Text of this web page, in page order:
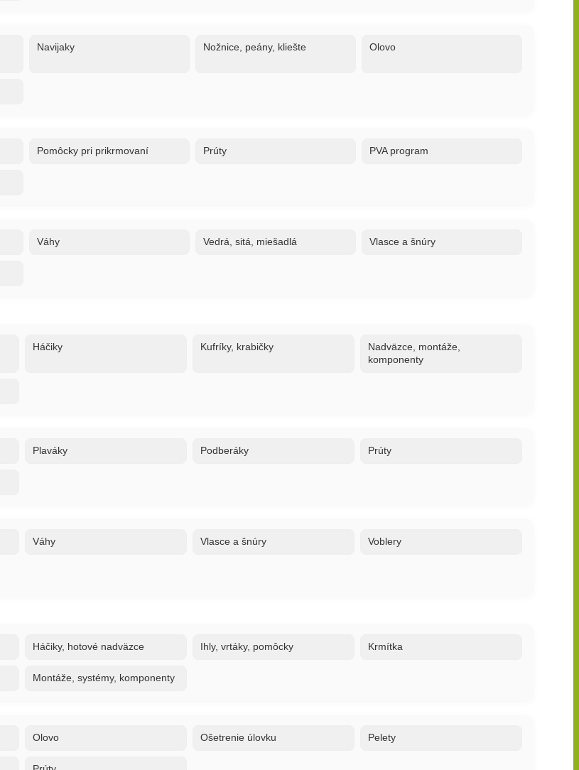
Navijaky Nožnice, peány, kliešte Olovo
Pomôcky pri prikrmovaní Prúty PVA program
Váhy Vedrá, sitá, miešadlá Vlasce a šnúry
Háčiky Kufríky, krabičky
Nadväzce, montáže,
komponenty
Plaváky Podberáky Prúty
Váhy Vlasce a šnúry Voblery
Háčiky, hotové nadväzce Ihly, vrtáky, pomôcky Krmítka
Montáže, systémy, komponenty
Olovo Ošetrenie úlovku Pelety